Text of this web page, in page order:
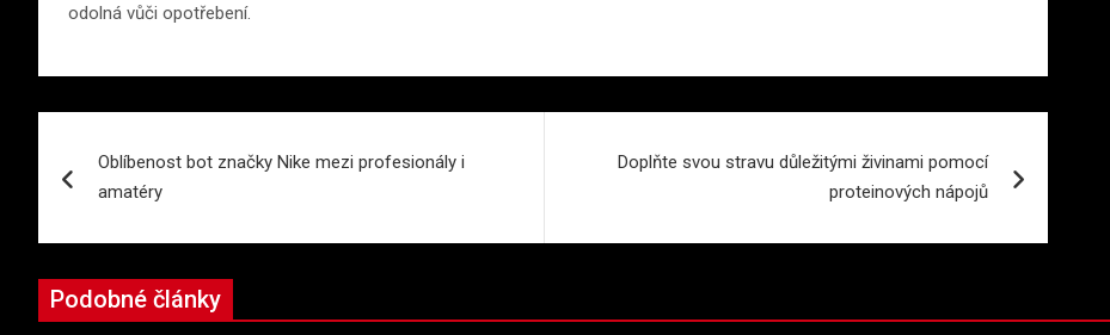
odolná vůči opotřebení.
pro
příspěvek
Oblíbenost bot značky Nike mezi profesionály i
amatéry
Doplňte svou stravu důležitými živinami pomocí
proteinových nápojů
Podobné články